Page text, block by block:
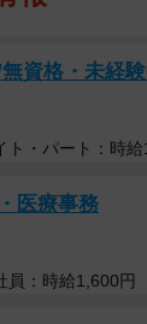
した夫婦のツ
展示している
そのあたりの
いせいしゃけ
スに」と明か
資格・未経
ト・パート：時給
医療事務
員：時給1,600円